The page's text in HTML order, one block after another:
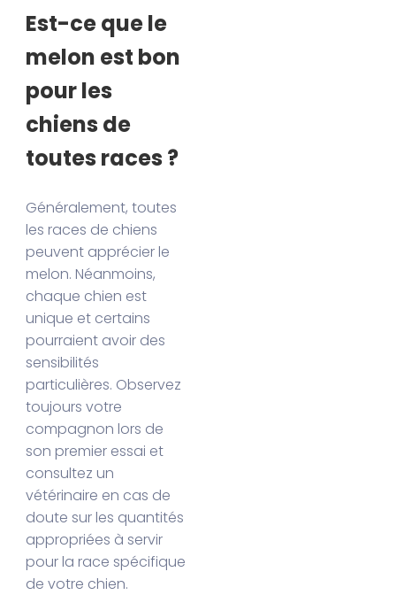
Est-ce que le
melon est bon
pour les
chiens de
toutes races ?
Généralement, toutes
les races de chiens
peuvent apprécier le
melon. Néanmoins,
chaque chien est
unique et certains
pourraient avoir des
sensibilités
particulières. Observez
toujours votre
compagnon lors de
son premier essai et
consultez un
vétérinaire en cas de
doute sur les quantités
appropriées à servir
pour la race spécifique
de votre chien.